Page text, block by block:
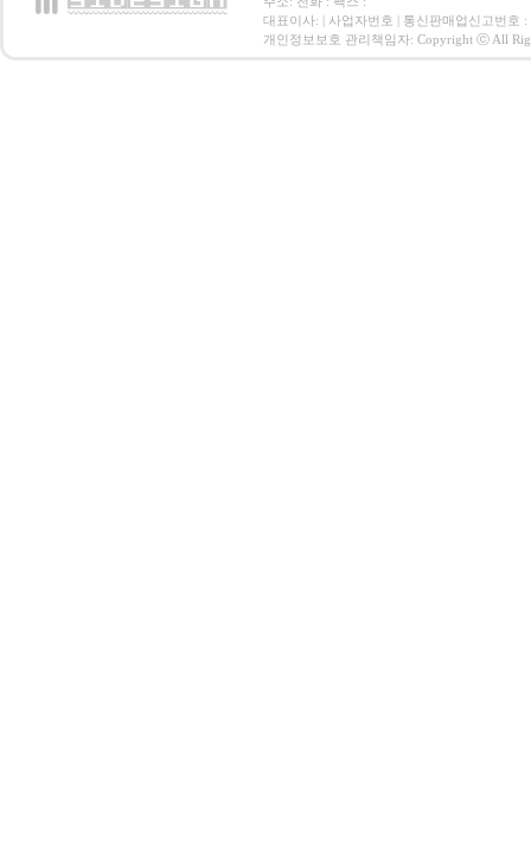
대표이사: | 사업자번호 | 통신판매업신고번호 :
개인정보보호 관리책임자: Copyright ⓒ All